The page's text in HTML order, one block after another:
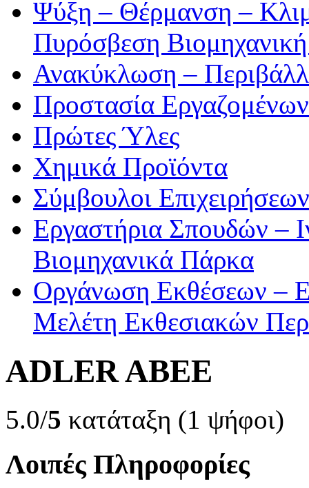
Ψύξη – Θέρμανση –
Πυρόσβεση
Ανακύκλωση –
Προστασία Εργαζομένων
Πρώτες Ύλες
Χημικά Προϊόντα
Σύμβουλοι Επιχειρήσεων
Εργαστήρια Σπουδών –
Βιομηχανικά Πάρκα
Οργάνωση Εκθέσεων –
Μελέτη Εκθεσιακών
ADLER ABEE
5.0/5 κατάταξη (1 ψήφοι)
Λοιπές Πληροφορίες